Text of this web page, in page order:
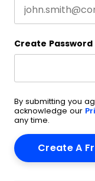
Create Password
By submitting you
acknowledge our
any time.